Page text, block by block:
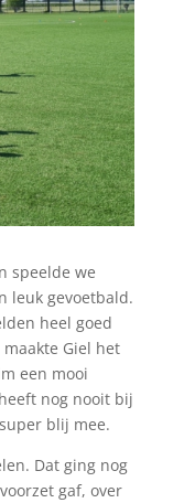
speelde we
leuk gevoetbald.
heel goed
Giel het
een mooi
nog nooit bij
blij mee.
Dat ging nog
gaf, over